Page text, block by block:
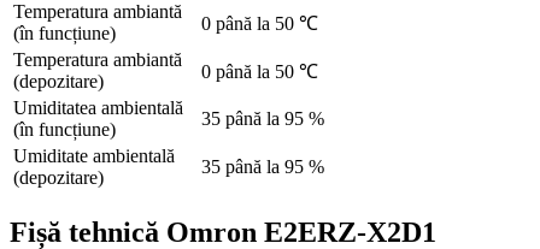
Temperatura ambiantă
(în funcțiune)
0 până la 50 ℃
Temperatura ambiantă
(depozitare)
0 până la 50 ℃
Umiditatea ambientală
(în funcțiune)
35 până la 95 %
Umiditate ambientală
(depozitare)
35 până la 95 %
Fișă tehnică Omron E2ERZ-X2D1